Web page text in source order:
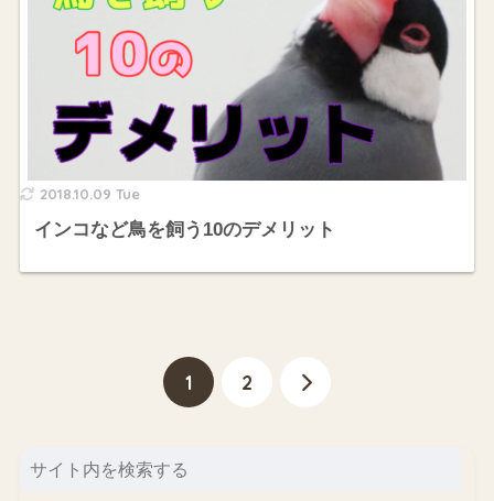
2018.10.09 Tue
インコなど鳥を飼う10のデメリット
1 2